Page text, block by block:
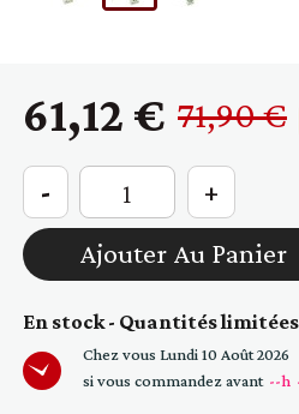
61,12 € 71,90 €
-
+
Ajouter Au Panier
En stock - Quantités limitées
Chez vous Lundi 10 Août 2026
si vous commandez avant --h